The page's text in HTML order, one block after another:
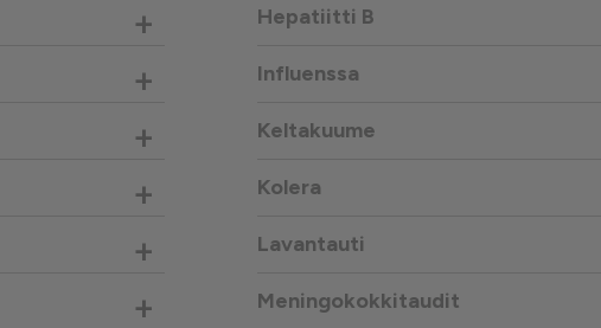
+
+
+
+
+
+
Hepatiitti B
Influenssa
Keltakuume
Kolera
Lavantauti
Meningokokkitaudit